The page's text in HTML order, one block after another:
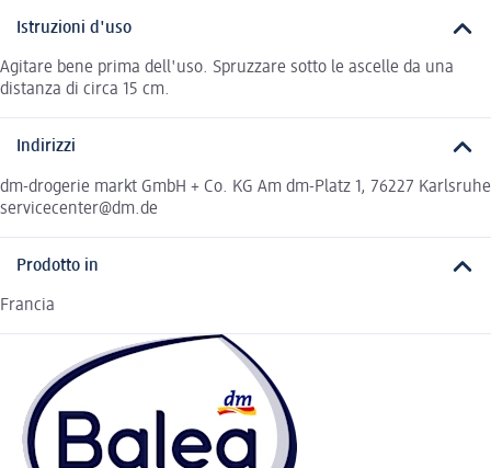
Istruzioni d'uso
Agitare bene prima dell'uso. Spruzzare sotto le ascelle da una
distanza di circa 15 cm.
Indirizzi
dm-drogerie markt GmbH + Co. KG Am dm-Platz 1, 76227 Karlsruhe
servicecenter@dm.de
Prodotto in
Francia